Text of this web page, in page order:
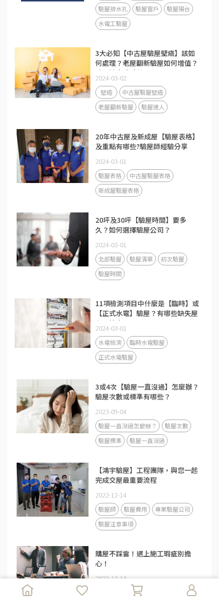
驗屋排水孔
驗屋窗戶
驗屋陽台
水電工驗屋
3大必知【中古屋驗屋壁癌】該如
何處理？老屋翻新驗屋如何增值？
驗屋達人重點整理 ！
2024-03-02
壁癌
中古屋驗屋壁癌
老屋翻新驗屋
驗屋達人
20年中古屋及新成屋【驗屋表格】
及重點有哪些?驗屋師經驗分享
2024-03-01
驗屋表格
中古屋驗屋表格
新成屋驗屋表格
20坪及30坪【驗屋時間】要多
久？如何選擇驗屋公司？
2024-03-01
北部驗屋 驗屋清單
初次驗屋
驗屋時間
11項檢測項目中什麼是【臨時】或
【正式水電】驗屋？有哪些缺失屋
主要注意？
2024-03-01
水電檢測
臨時水電驗屋
正式水電驗屋
3或4次【驗屋一直沒過】怎麼辦？
驗屋次數或標準有哪些？
2023-09-04
驗屋一直沒過怎麼辦？
驗屋次數
驗屋標準
驗屋一直沒過
【鴻宇驗屋】工程團隊，與您一起
完成交屋最重要流程
2022-12-14
驗屋師 驗屋費用
專業驗屋公司
驗屋注意事項
購屋不踩雷！遇上施工瑕疵別擔
心！
2022-12-13
專業驗屋公司 交屋糾紛